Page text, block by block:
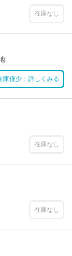
在庫なし
庫僅少：詳しくみる
在庫なし
在庫なし